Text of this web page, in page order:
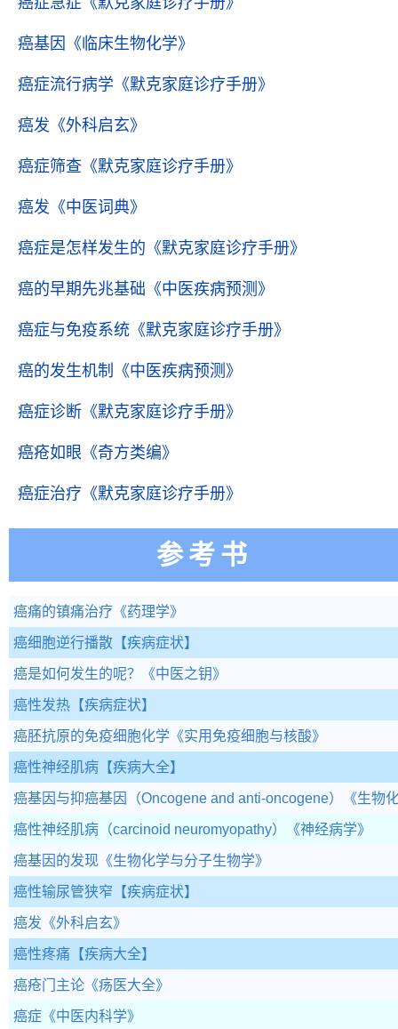
癌基因 《临床生物化学》
癌症流行病学 《默克家庭诊疗手册》
癌发 《外科启玄》
癌症筛查 《默克家庭诊疗手册》
癌发 《中医词典》
癌症是怎样发生的 《默克家庭诊疗手册》
癌的早期先兆基础 《中医疾病预测》
癌症与免疫系统 《默克家庭诊疗手册》
癌的发生机制 《中医疾病预测》
癌症诊断 《默克家庭诊疗手册》
癌疮如眼 《奇方类编》
癌症治疗 《默克家庭诊疗手册》
参考书
癌痛的镇痛治疗 《药理学》
癌细胞逆行播散 【疾病症状】
癌是如何发生的呢？ 《中医之钥》
癌性发热 【疾病症状】
癌胚抗原的免疫细胞化学 《实用免疫细胞与核酸》
癌性神经肌病 【疾病大全】
癌基因与抑癌基因（Oncogene and anti-oncogene） 《生物
癌性神经肌病（carcinoid neuromyopathy） 《神经病学》
癌基因的发现 《生物化学与分子生物学》
癌性输尿管狭窄 【疾病症状】
癌发 《外科启玄》
癌性疼痛 【疾病大全】
癌疮门主论 《疡医大全》
癌症 《中医内科学》